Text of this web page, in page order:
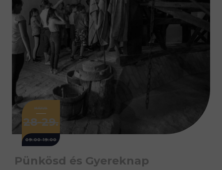
MÁJUS
28-29.
09:00-19:00
Pünkösd és Gyereknap